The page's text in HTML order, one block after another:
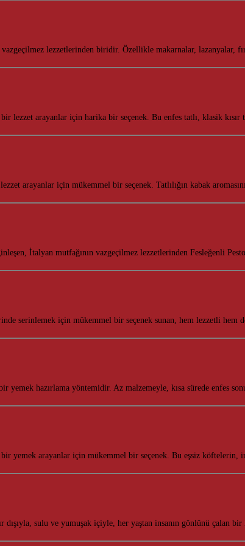
lezzetlerinden biridir. Özellikle makarnalar, lazanyalar,
bir lezzet arayanlar için harika bir seçenek. Bu enfes tatlı, klasik
arayanlar için mükemmel bir seçenek. Tatlılığın kabak
İtalyan mutfağının vazgeçilmez lezzetlerinden Fesleğenli
serinlemek için mükemmel bir seçenek sunan, hem lezzetli hem
hazırlama yöntemidir. Az malzemeyle, kısa sürede enfes
yemek arayanlar için mükemmel bir seçenek. Bu eşsiz köftelerin,
dışıyla, sulu ve yumuşak içiyle, her yaştan insanın gönlünü çalan